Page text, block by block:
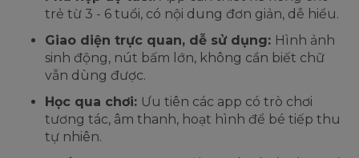
trẻ từ 3 - 6 tuổi, có nội dung đơn giản, dễ hiểu.
Giao diện trực quan, dễ sử dụng: Hình ảnh
sinh động, nút bấm lớn, không cần biết chữ
vẫn dùng được.
Học qua chơi: Ưu tiên các app có trò chơi
tương tác, âm thanh, hoạt hình để bé tiếp thu
tự nhiên.